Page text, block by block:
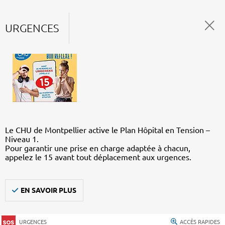
URGENCES
Le CHU de Montpellier active le Plan Hôpital en Tension –
Niveau 1.
Pour garantir une prise en charge adaptée à chacun,
appelez le 15 avant tout déplacement aux urgences.
EN SAVOIR PLUS
URGENCES ACCÈS RAPIDES